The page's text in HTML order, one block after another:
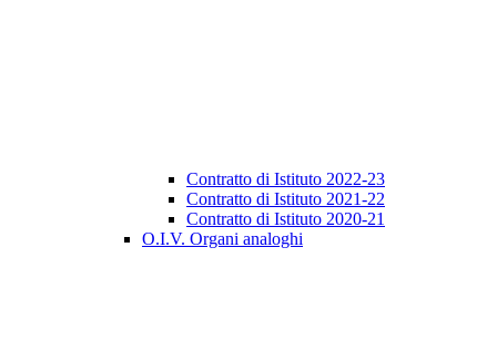
Contratto di Istituto 2022-23
Contratto di Istituto 2021-22
Contratto di Istituto 2020-21
O.I.V. Organi analoghi